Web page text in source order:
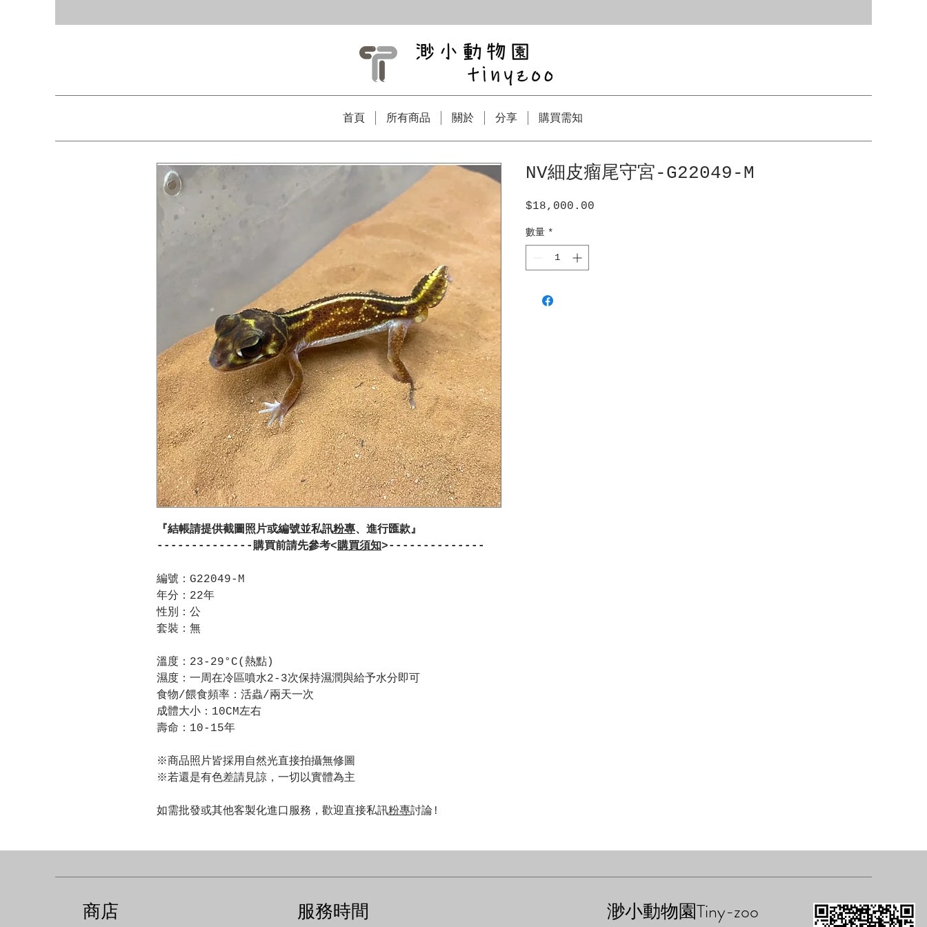
首頁 所有商品 關於 分享 購買需知
『結帳請提供截圖照片或編號並私訊粉專、進行匯款』
--------------購買前請先參考<購買須知>--------------
編號：G22049-M
年分：22年
性別：公
套裝：無
溫度：23-29°C(熱點)
濕度：一周在冷區噴水2-3次保持濕潤與給予水分即可
食物/餵食頻率：活蟲/兩天一次
成體大小：10CM左右
壽命：10-15年
※商品照片皆採用自然光直接拍攝無修圖
※若還是有色差請見諒，一切以實體為主
如需批發或其他客製化進口服務，歡迎直接私訊粉專討論!
NV細皮瘤尾守宮-G22049-M
$18,000.00
數量 *
商店 ​服務時間 ​渺小動物園Tiny-zoo